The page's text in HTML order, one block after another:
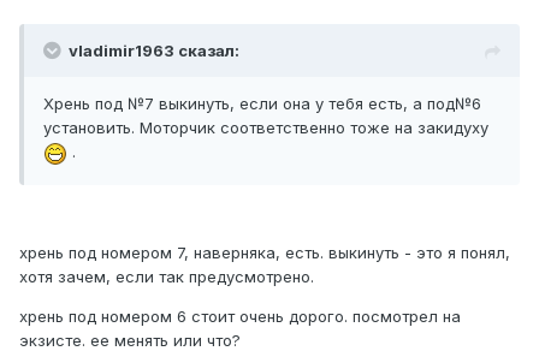
vladimir1963 сказал:
Хрень под №7 выкинуть, если она у тебя есть, а под№6
установить. Моторчик соответственно тоже на закидуху
.
хрень под номером 7, наверняка, есть. выкинуть - это я понял,
хотя зачем, если так предусмотрено.
хрень под номером 6 стоит очень дорого. посмотрел на
экзисте. ее менять или что?